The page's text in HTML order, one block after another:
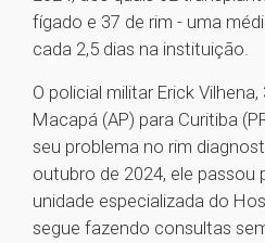
fígado e 37 de rim - uma
cada 2,5 dias na instituição.
O policial militar Erick
Macapá (AP) para Curitiba
seu problema no rim
outubro de 2024, ele passou
unidade especializada do
segue fazendo consultas